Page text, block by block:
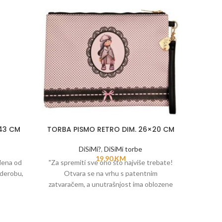
CM
od
TORBA PISMO RETRO DIM. 26×20 CM
DiSiMi?, DiSiMi torbe
19,90KM
"Za spremiti sve ono što najviše trebate!
Otvara se na vrhu s patentnim
zatvaračem, a unutrašnjost ima oblozene